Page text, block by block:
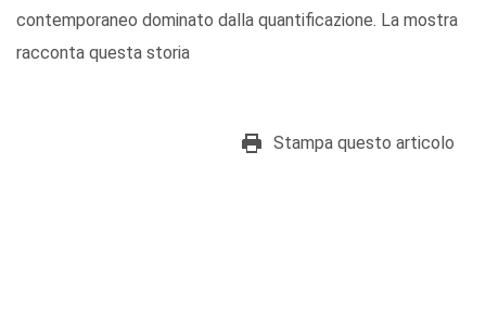
contemporaneo dominato dalla quantificazione. La mostra
racconta questa storia
Stampa questo articolo